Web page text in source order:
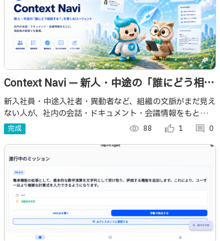
Context Navi — 新人・中途の「誰にどう相談
する？」を導くAIエージェント
新入社員・中途入社者・異動者など、組織の文脈がまだ見え
ない人が、社内の会話・ドキュメント・会議情報をもとに、
誰に、どの順番で、何を、どう相談すべきかを整理できるAI
エージェントです。
完成 visibility 88 thumb_up_alt 1 comment 0